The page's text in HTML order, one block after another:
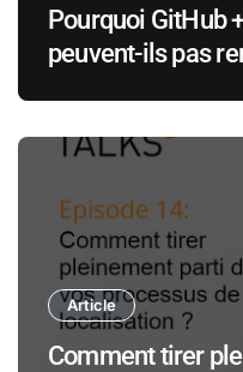
Pourquoi GitHub
peuvent-ils pas
Article
Comment tirer